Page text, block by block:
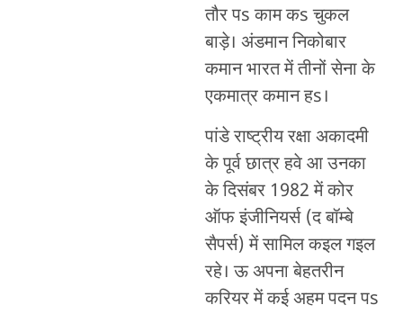
तौर पs काम कs चुकल
बाड़े। अंडमान निकोबार
कमान भारत में तीनों सेना के
एकमात्र कमान हs।
पांडे राष्ट्रीय रक्षा अकादमी
के पूर्व छात्र हवे आ उनका
के दिसंबर 1982 में कोर
ऑफ इंजीनियर्स (द बॉम्बे
सैपर्स) में सामिल कइल गइल
रहे। ऊ अपना बेहतरीन
करियर में कई अहम पदन पs